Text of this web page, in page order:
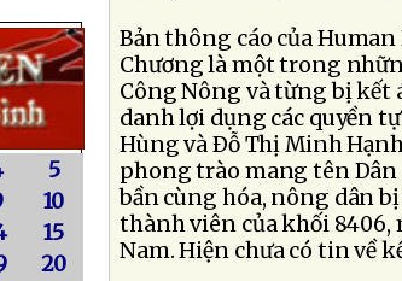
5
10
15
20
Bản thông cáo của
Chương là một trong
Công Nông và từng bị kết
danh lợi dụng các quyền
Hùng và Ðỗ Thị Minh
phong trào mang tên
bần cùng hóa, nông dân
thành viên của khối 8406,
Nam. Hiện chưa có tin về